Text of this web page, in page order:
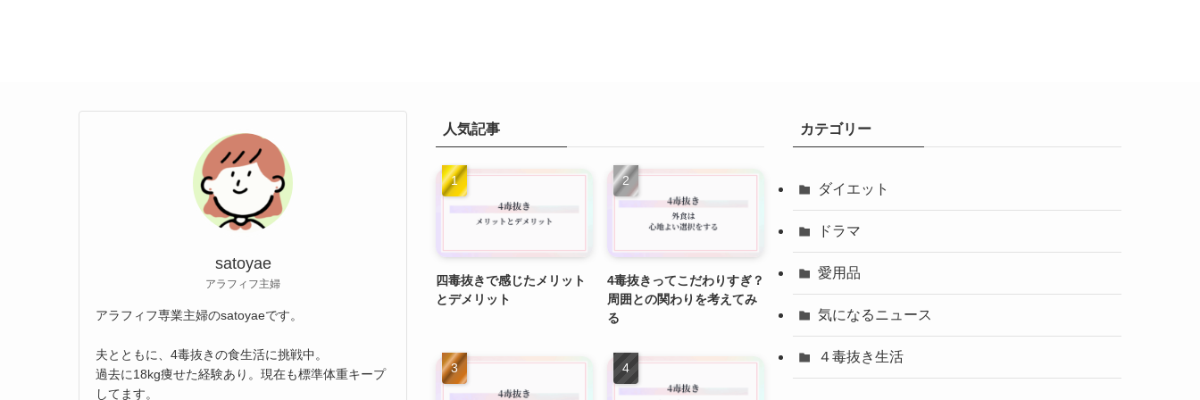
satoyae
アラフィフ主婦
アラフィフ専業主婦のsatoyaeです。
夫とともに、4毒抜きの食生活に挑戦中。
過去に18kg痩せた経験あり。現在も標準体重キープ
してます。
人気記事
四毒抜きで感じたメリット
とデメリット
4毒抜きってこだわりすぎ？
周囲との関わりを考えてみ
る
カテゴリー
ダイエット
ドラマ
愛用品
気になるニュース
４毒抜き生活